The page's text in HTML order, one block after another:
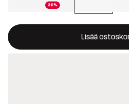
30%
Lisää
Tämä painike avaa ikkunan, joka
{{size}} ei saatavilla